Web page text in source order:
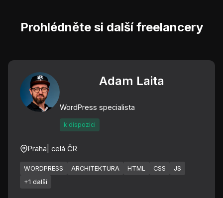
Prohlédněte si další freelancery
Adam Laita
WordPress specialista
k dispozici
Praha | celá ČR
WORDPRESS ARCHITEKTURA HTML CSS
JS
+1 další